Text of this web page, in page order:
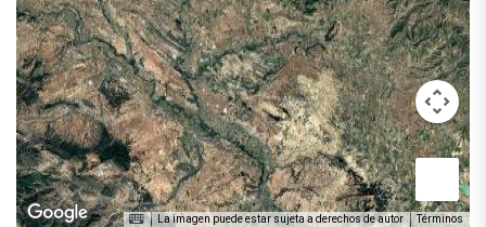
La imagen puede estar sujeta a derechos de autor Términos